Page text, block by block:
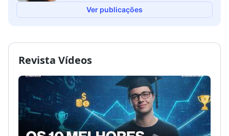
Ver publicações
Revista Vídeos